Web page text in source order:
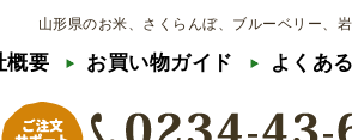
山形県のお米、さくらんぼ、ブルーベリー、
概要 お買い物ガイド よくあ